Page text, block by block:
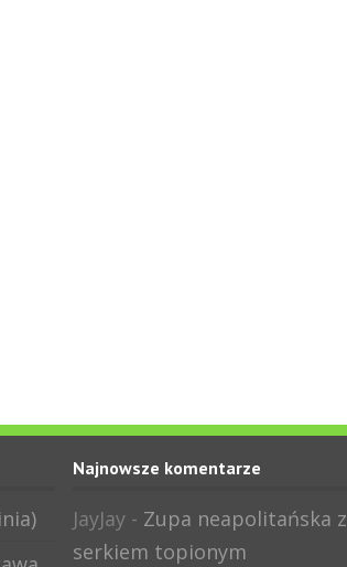
Najnowsze komentarze
JayJay - Zupa neapolitańska z
serkiem topionym